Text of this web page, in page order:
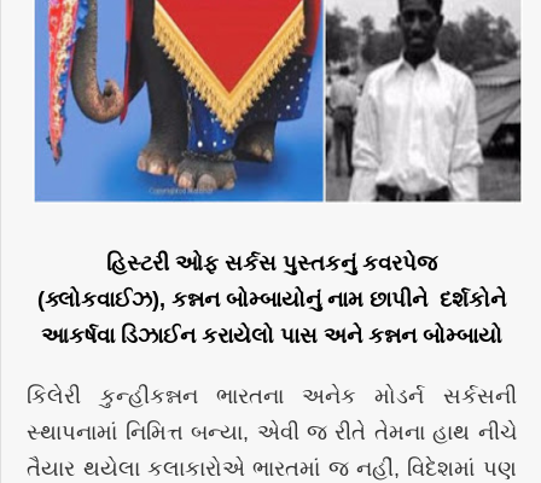
હિસ્ટરી ઓફ સર્કસ પુસ્તકનું કવરપેજ
(ક્લોકવાઈઝ), કન્નન બોમ્બાયોનું નામ છાપીને દર્શકોને
આકર્ષવા ડિઝાઈન કરાયેલો પાસ અને કન્નન બોમ્બાયો
કિલેરી કુન્હીકન્નન ભારતના અનેક મોડર્ન સર્કસની
સ્થાપનામાં નિમિત્ત બન્યા, એવી જ રીતે તેમના હાથ નીચે
તૈયાર થયેલા કલાકારોએ ભારતમાં જ નહીં, વિદેશમાં પણ